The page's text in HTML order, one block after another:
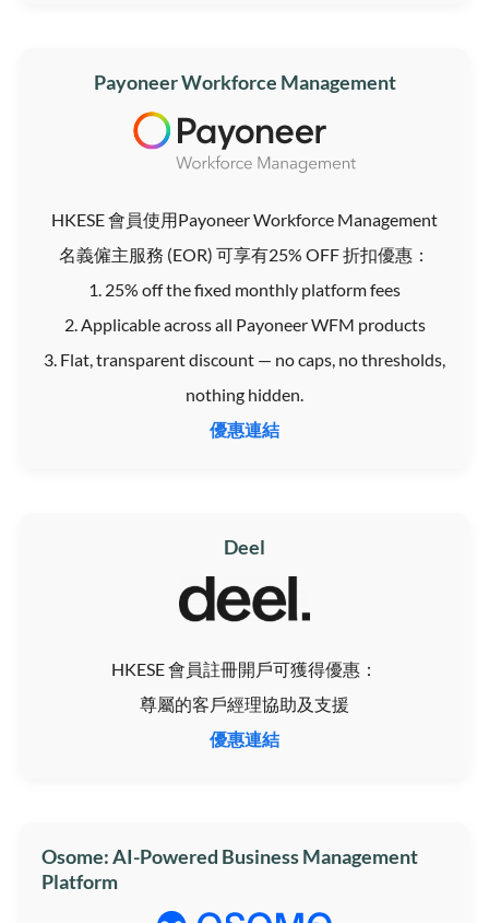
Payoneer Workforce Management
HKESE 會員使用Payoneer Workforce Management
名義僱主服務 (EOR) 可享有25% OFF 折扣優惠：
1. 25% off the fixed monthly platform fees
2. Applicable across all Payoneer WFM products
3. Flat, transparent discount — no caps, no thresholds,
nothing hidden.
優惠連結
Deel
HKESE 會員註冊開戶可獲得優惠：
尊屬的客戶經理協助及支援
優惠連結
Osome: AI-Powered Business Management
Platform